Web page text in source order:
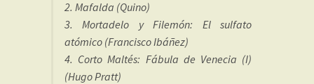
2. Mafalda (Quino)
3. Mortadelo y Filemón: El sulfato
atómico (Francisco Ibáñez)
4. Corto Maltés: Fábula de Venecia (I)
(Hugo Pratt)